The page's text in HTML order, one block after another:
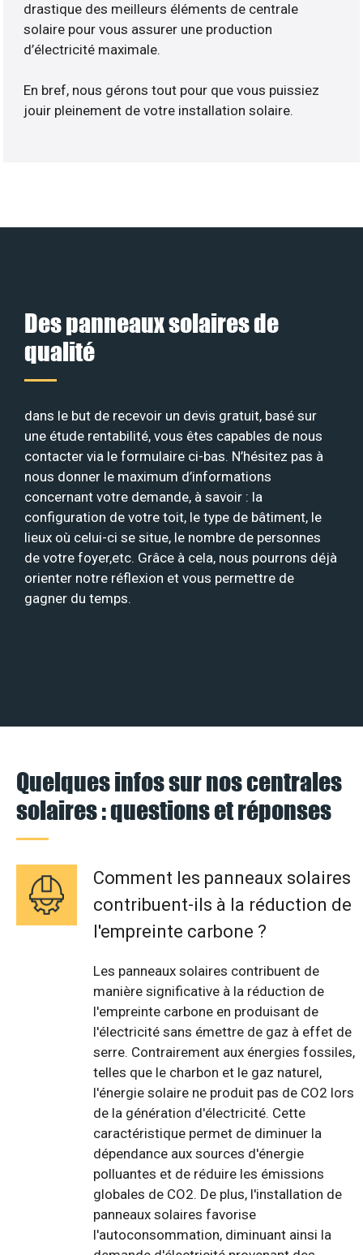
drastique des meilleurs éléments de centrale
solaire pour vous assurer une production
d’électricité maximale.
En bref, nous gérons tout pour que vous puissiez
jouir pleinement de votre installation solaire.
Des panneaux solaires de
qualité
dans le but de recevoir un devis gratuit, basé sur
une étude rentabilité, vous êtes capables de nous
contacter via le formulaire ci-bas. N’hésitez pas à
nous donner le maximum d’informations
concernant votre demande, à savoir : la
configuration de votre toit, le type de bâtiment, le
lieux où celui-ci se situe, le nombre de personnes
de votre foyer,etc. Grâce à cela, nous pourrons déjà
orienter notre réflexion et vous permettre de
gagner du temps.
Quelques infos sur nos centrales
solaires : questions et réponses
Comment les panneaux solaires
contribuent-ils à la réduction de
l'empreinte carbone ?
Les panneaux solaires contribuent de
manière significative à la réduction de
l'empreinte carbone en produisant de
l'électricité sans émettre de gaz à effet de
serre. Contrairement aux énergies fossiles,
telles que le charbon et le gaz naturel,
l'énergie solaire ne produit pas de CO2 lors
de la génération d'électricité. Cette
caractéristique permet de diminuer la
dépendance aux sources d'énergie
polluantes et de réduire les émissions
globales de CO2. De plus, l'installation de
panneaux solaires favorise
l'autoconsommation, diminuant ainsi la